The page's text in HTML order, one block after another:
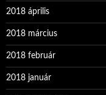
2018 április
2018 március
2018 február
2018 január